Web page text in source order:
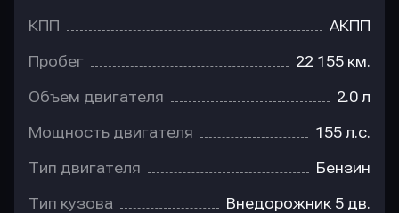
КПП АКПП
Пробег 22 155 км.
Объем двигателя 2.0 л
Мощность двигателя 155 л.с.
Тип двигателя Бензин
Тип кузова Внедорожник 5 дв.